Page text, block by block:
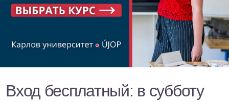
Вход бесплатный: в субботу